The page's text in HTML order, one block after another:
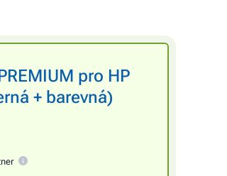
pro HP
+ barevná)